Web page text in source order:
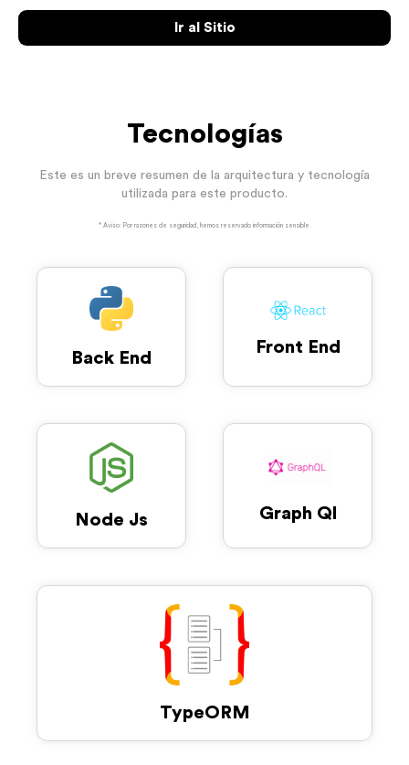
Ir al Sitio
Tecnologías
Este es un breve resumen de la arquitectura y tecnología
utilizada para este producto.
* Aviso: Por razones de seguridad, hemos reservado información sensible.
Back End
Front End
Node Js Graph Ql
TypeORM